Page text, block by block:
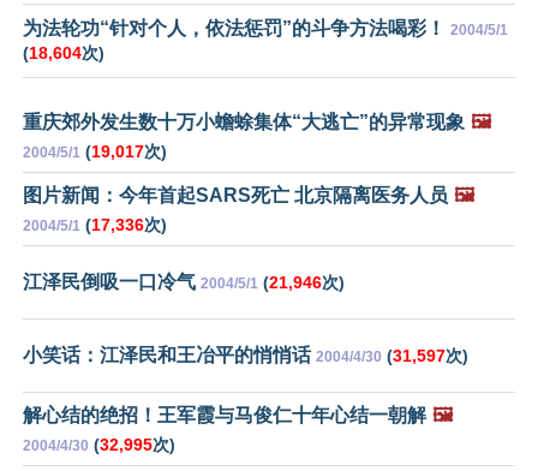
为法轮功“针对个人，依法惩罚”的斗争方法喝彩！ 2004/5/1
(18,604次)
重庆郊外发生数十万小蟾蜍集体“大逃亡”的异常现象 🖼️
2004/5/1 (19,017次)
图片新闻：今年首起SARS死亡 北京隔离医务人员 🖼️
2004/5/1 (17,336次)
江泽民倒吸一口冷气 2004/5/1 (21,946次)
小笑话：江泽民和王冶平的悄悄话 2004/4/30 (31,597次)
解心结的绝招！王军霞与马俊仁十年心结一朝解 🖼️
2004/4/30 (32,995次)